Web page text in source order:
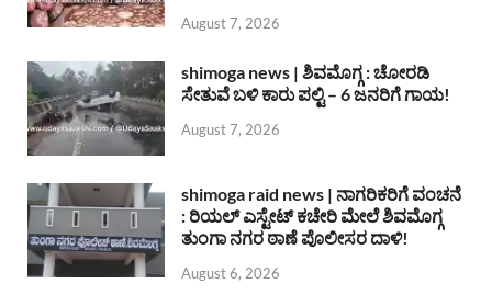
August 7, 2026
shimoga news | ಶಿವಮೊಗ್ಗ : ಚೋರಡಿ
ಸೇತುವೆ ಬಳಿ ಕಾರು ಪಲ್ಟಿ – 6 ಜನರಿಗೆ ಗಾಯ!
August 7, 2026
shimoga raid news | ನಾಗರಿಕರಿಗೆ ವಂಚನೆ
: ರಿಯಲ್ ಎಸ್ಟೇಟ್ ಕಚೇರಿ ಮೇಲೆ ಶಿವಮೊಗ್ಗ
ತುಂಗಾ ನಗರ ಠಾಣೆ ಪೊಲೀಸರ ದಾಳಿ!
August 6, 2026